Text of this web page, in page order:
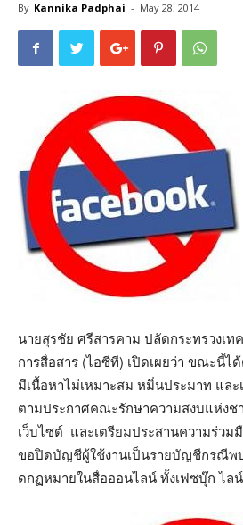
By Kannika Padphai - May 28, 2014
นายสุรชัย ศรีสารคาม ปลัดกระทรวงเท
การสื่อสาร (ไอซีที) เปิดเผยว่า ขณะนี้ไ
มีเนื้อหาไม่เหมาะสม หมิ่นประมาท แล
ตามประกาศคณะรักษาความสงบแห่งช
เว็บไซต์ และเตรียมประสานความร่วม
ขอปิดบัญชีผู้ใช้งานเป็นรายบัญชีกรณีพ
ดกฏหมายในสื่อออนไลน์ ทั้งเฟซบุ๊ก ไล